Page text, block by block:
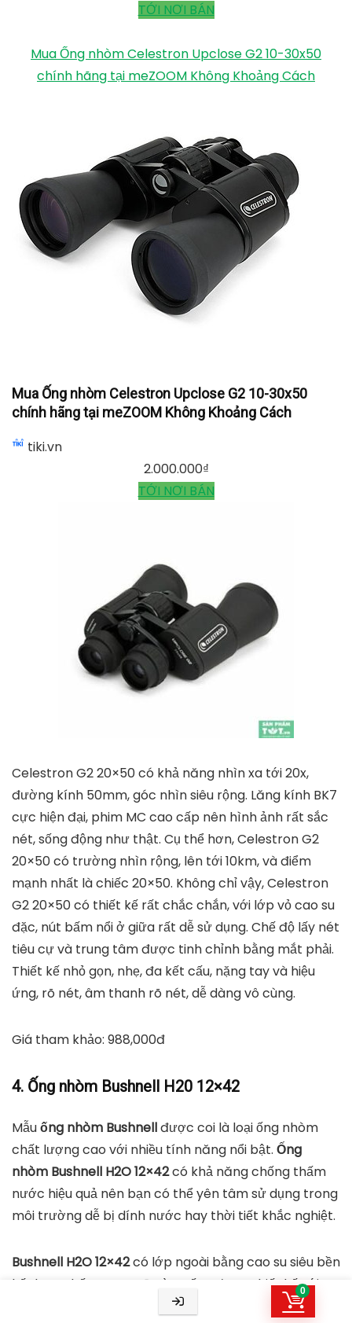
0
TỚI NƠI BÁN
Mua Ống nhòm Celestron Upclose G2 10-30x50
chính hãng tại meZOOM Không Khoảng Cách
Mua Ống nhòm Celestron Upclose G2 10-30x50
chính hãng tại meZOOM Không Khoảng Cách
tiki.vn
2.000.000₫
TỚI NƠI BÁN
Celestron G2 20×50 có khả năng nhìn xa tới 20x,
đường kính 50mm, góc nhìn siêu rộng. Lăng kính BK7
cực hiện đại, phim MC cao cấp nên hình ảnh rất sắc
nét, sống động như thật. Cụ thể hơn, Celestron G2
20×50 có trường nhìn rộng, lên tới 10km, và điểm
mạnh nhất là chiếc 20×50. Không chỉ vậy, Celestron
G2 20×50 có thiết kế rất chắc chắn, với lớp vỏ cao su
đặc, nút bấm nổi ở giữa rất dễ sử dụng. Chế độ lấy nét
tiêu cự và trung tâm được tinh chỉnh bằng mắt phải.
Thiết kế nhỏ gọn, nhẹ, đa kết cấu, nặng tay và hiệu
ứng, rõ nét, âm thanh rõ nét, dễ dàng vô cùng.
Giá tham khảo: 988,000đ
4. Ống nhòm Bushnell H20 12×42
Mẫuống nhòm Bushnellđược coi là loại ống nhòm
chất lượng cao với nhiều tính năng nổi bật. Ống
nhòm Bushnell H2O 12×42có khả năng chống thấm
nước hiệu quả nên bạn có thể yên tâm sử dụng trong
môi trường dễ bị dính nước hay thời tiết khắc nghiệt.
Bushnell H2O 12×42có lớp ngoài bằng cao su siêu bền
kết hợp chống trượt. Đường ống được thiết kế với
một máy bơm nitơ để đảm bảo chống sương mù và